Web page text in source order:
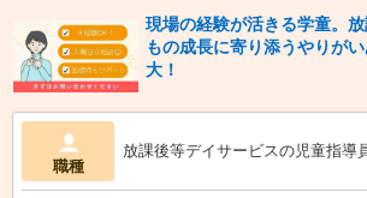
現場の経験が活きる学童。
もの成長に寄り添うやりが
大！
職種
放課後等デイサービスの児童指導